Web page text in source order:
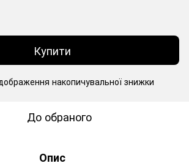
Купити
накопичувальної знижки
До обраного
Опис